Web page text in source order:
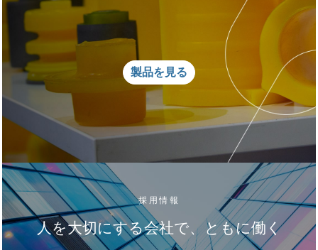
製品を見る
採用情報
人を大切にする会社で、ともに働く